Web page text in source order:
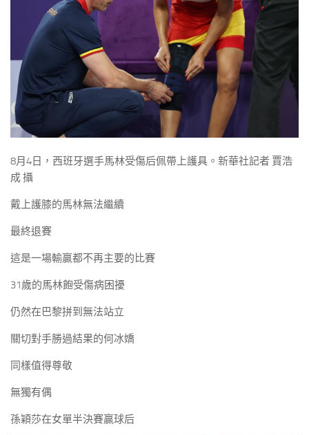
8月4日，西班牙選手馬林受傷后佩帶上護具。新華社記者 賈浩
成 攝
戴上護膝的馬林無法繼續
最終退賽
這是一場輸贏都不再主要的比賽
31歲的馬林飽受傷病困擾
仍然在巴黎拼到無法站立
關切對手勝過結果的何冰嬌
同樣值得尊敬
無獨有偶
孫穎莎在女單半決賽贏球后